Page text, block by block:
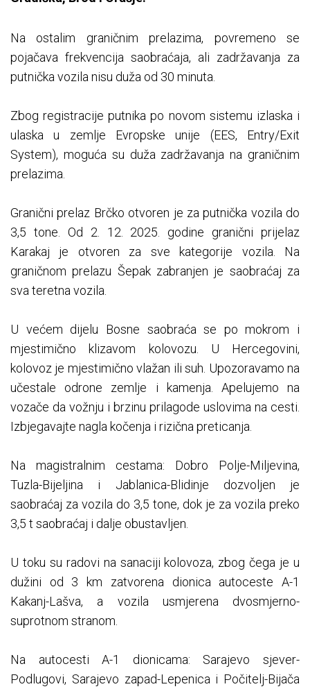
Na ostalim graničnim prelazima, povremeno se
pojačava frekvencija saobraćaja, ali zadržavanja za
putnička vozila nisu duža od 30 minuta.
Zbog registracije putnika po novom sistemu izlaska i
ulaska u zemlje Evropske unije (EES, Entry/Exit
System), moguća su duža zadržavanja na graničnim
prelazima.
Granični prelaz Brčko otvoren je za putnička vozila do
3,5 tone. Od 2. 12. 2025. godine granični prijelaz
Karakaj je otvoren za sve kategorije vozila. Na
graničnom prelazu Šepak zabranjen je saobraćaj za
sva teretna vozila.
U većem dijelu Bosne saobraća se po mokrom i
mjestimično klizavom kolovozu. U Hercegovini,
kolovoz je mjestimično vlažan ili suh. Upozoravamo na
učestale odrone zemlje i kamenja. Apelujemo na
vozače da vožnju i brzinu prilagode uslovima na cesti.
Izbjegavajte nagla kočenja i rizična preticanja.
Na magistralnim cestama: Dobro Polje-Miljevina,
Tuzla-Bijeljina i Jablanica-Blidinje dozvoljen je
saobraćaj za vozila do 3,5 tone, dok je za vozila preko
3,5 t saobraćaj i dalje obustavljen.
U toku su radovi na sanaciji kolovoza, zbog čega je u
dužini od 3 km zatvorena dionica autoceste A-1
Kakanj-Lašva, a vozila usmjerena dvosmjerno-
suprotnom stranom.
Na autocesti A-1 dionicama: Sarajevo sjever-
Podlugovi, Sarajevo zapad-Lepenica i Počitelj-Bijača